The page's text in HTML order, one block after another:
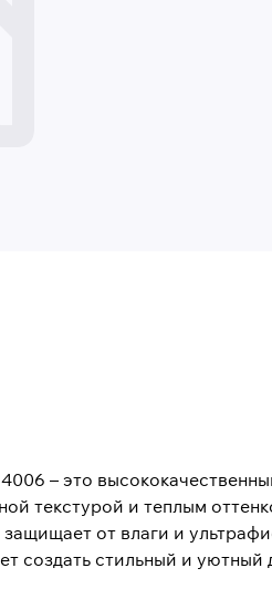
– это
текстурой и теплым
от влаги и
создать стильный и уютный